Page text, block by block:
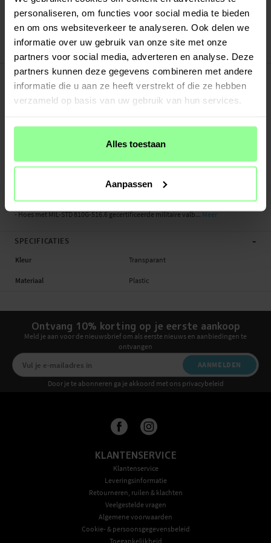
personaliseren, om functies voor social media te bieden
en om ons websiteverkeer te analyseren. Ook delen we
informatie over uw gebruik van onze site met onze
partners voor social media, adverteren en analyse. Deze
partners kunnen deze gegevens combineren met andere
informatie die u aan ze heeft verstrekt of die ze hebben
verzameld op basis van uw gebruik van hun services.
Alles toestaan
Aanpassen
Veilig betalen met Klarna of Paypal
30 dagen retourrecht
PRODUCTBESCHRIJVING
Hoesje met kaarsleuf voor Samsung Galaxy S24 Ultra. De Ringke Fusion Card
voegt een handig kaarthouder toe aan de achterkant van je telefoon – perfect
nauwkeurig ontworpen voor je telefoon, zodat alle functies, knoppen en
- Ingebouwde kaartsleuf aan de achterkant voor je belangrijkste kaart
- Hoes met MIL-STD 810G-516.6 gecertificeerde militaire valb...Meer
SPECIFICATIES -
Kleur Transparant
Materiaal Plastic
Ontvang 10% korting op je eerste aankoop
Meld je aan voor de nieuwsbrief om als eerste nieuws en aanbiedingen te
ontvangen
AANMELDEN
Door je te abonneren ga je akkoord met ons privacybeleid
KLANTENSERVICE
Klantenservice
Leveringsinformatie
Retourneren, ruilen & klachten
Veelgestelde vragen
Algemene voorwaarden
Cookie- & persoonsgegevensbeleid
Toegankelijkheid